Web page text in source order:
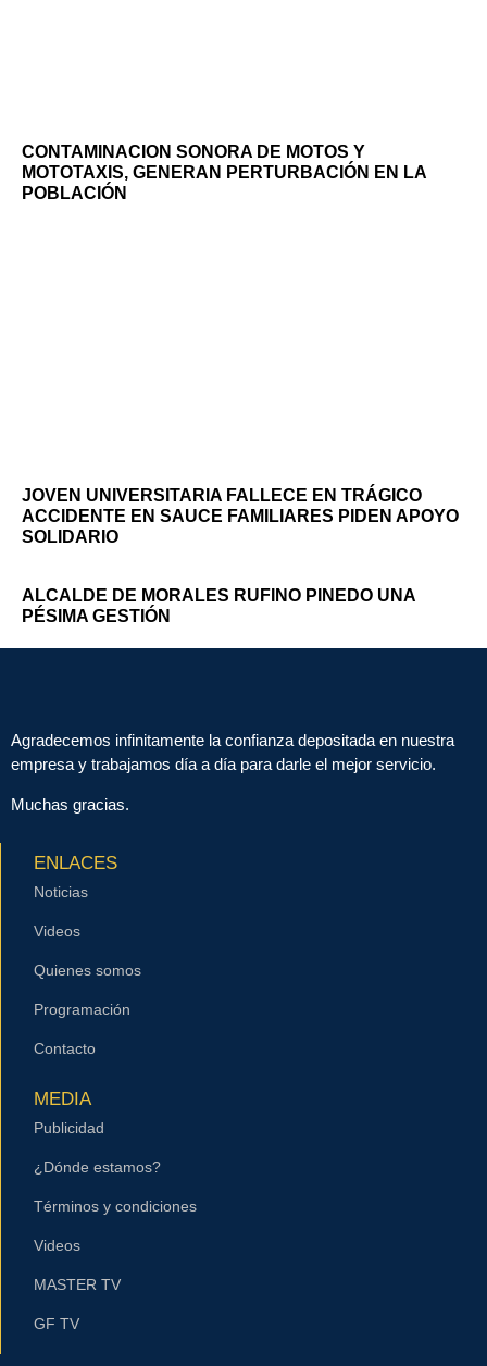
CONTAMINACION SONORA DE MOTOS Y
MOTOTAXIS, GENERAN PERTURBACIÓN EN LA
POBLACIÓN
JOVEN UNIVERSITARIA FALLECE EN TRÁGICO
ACCIDENTE EN SAUCE FAMILIARES PIDEN APOYO
SOLIDARIO
ALCALDE DE MORALES RUFINO PINEDO UNA
PÉSIMA GESTIÓN
Agradecemos infinitamente la confianza depositada en nuestra
empresa y trabajamos día a día para darle el mejor servicio.
Muchas gracias.
ENLACES
Noticias
Videos
Quienes somos
Programación
Contacto
MEDIA
Publicidad
¿Dónde estamos?
Términos y condiciones
Videos
MASTER TV
GF TV